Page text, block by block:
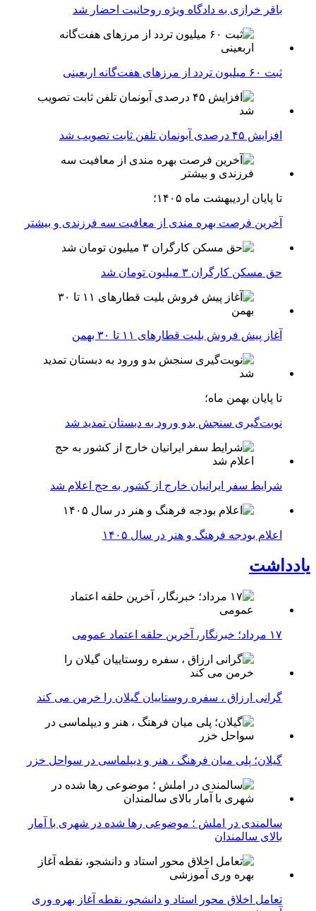
باقر خرازی به دادگاه ویژه روحانیت احضار شد
ثبت ۶۰ میلیون تردد از مرزهای هفت‌گانه اربعینی
افزایش ۴۵ درصدی آبونمان تلفن ثابت تصویب شد
تا پایان اردیبهشت ماه ۱۴۰۵؛
آخرین فرصت بهره مندی از معافیت سه فرزندی و بیشتر
حق مسکن کارگران ۳ میلیون تومان شد
آغاز پیش فروش بلیت‌ قطارهای ۱۱ تا ۳۰ بهمن
تا پایان بهمن ماه؛
نوبت‌گیری سنجش بدو ورود به دبستان تمدید شد
شرایط سفر ایرانیان خارج از کشور به حج اعلام شد
اعلام بودجه فرهنگ و هنر در سال ۱۴۰۵
یادداشت
۱۷ مرداد؛ خبرنگار، آخرین حلقه اعتماد عمومی
گرانی ارزاق ، سفره روستاییان گیلان را خرمن می کند
گیلان؛ پلی میان فرهنگ ، هنر و دیپلماسی در سواحل خزر
سالمندی در املش ؛ موضوعی رها شده در شهری با آمار
بالای سالمندان
تعامل اخلاق‌ محور استاد و دانشجو، نقطه آغاز بهره ‌وری